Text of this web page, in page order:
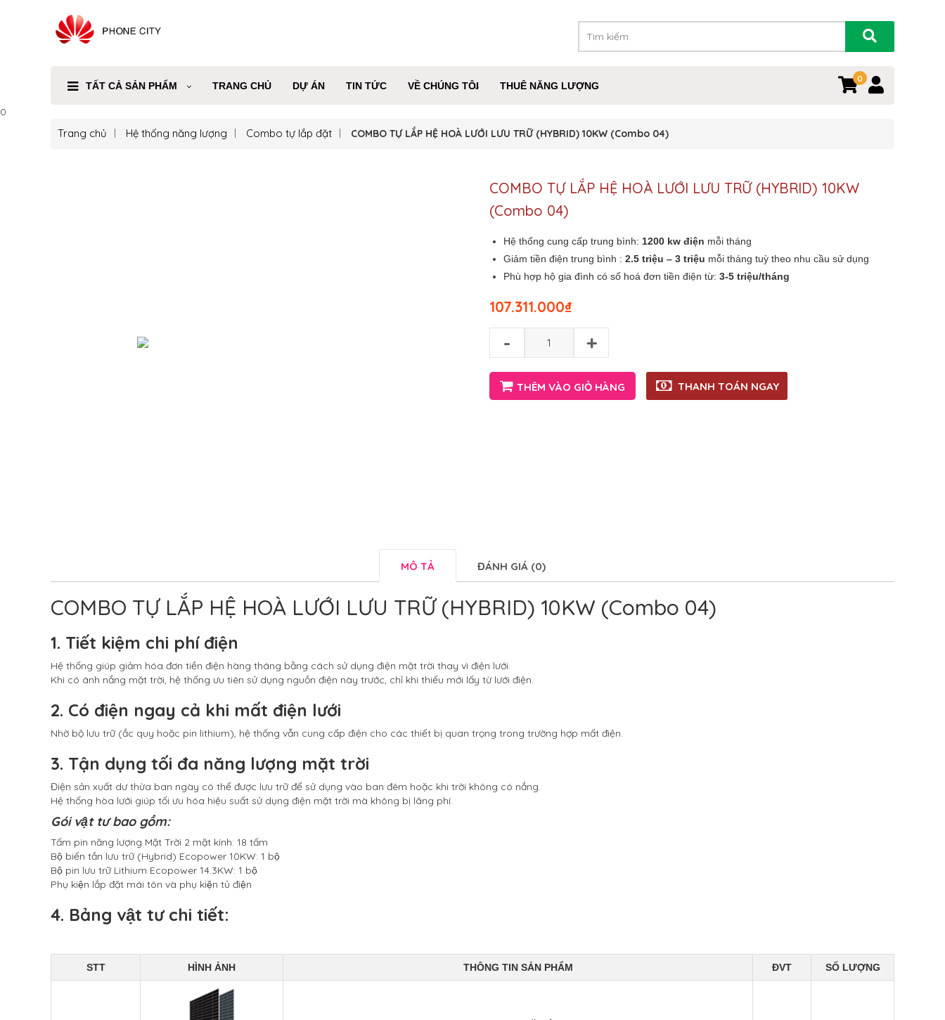
TẤT CẢ SẢN PHẨM TRANG CHỦ DỰ ÁN TIN TỨC VỀ CHÚNG TÔI THUÊ NĂNG LƯỢNG
0
0
Trang chủ Hệ thống năng lượng Combo tự lắp đặt COMBO TỰ LẮP HỆ HOÀ LƯỚI LƯU TRỮ (HYBRID) 10KW (Combo 04)
COMBO TỰ LẮP HỆ HOÀ LƯỚI LƯU TRỮ (HYBRID) 10KW
(Combo 04)
Hệ thống cung cấp trung bình: 1200 kw điện mỗi tháng
Giảm tiền điện trung bình : 2.5 triệu – 3 triệu mỗi tháng tuỳ theo nhu cầu sử dụng
Phù hợp hộ gia đình có số hoá đơn tiền điện từ: 3-5 triệu/tháng
₫
107.311.000
- +
THÊM VÀO GIỎ HÀNG THANH TOÁN NGAY
MÔ TẢ ĐÁNH GIÁ (0)
COMBO TỰ LẮP HỆ HOÀ LƯỚI LƯU TRỮ (HYBRID) 10KW (Combo 04)
1. Tiết kiệm chi phí điện
Hệ thống giúp giảm hóa đơn tiền điện hàng tháng bằng cách sử dụng điện mặt trời thay vì điện lưới.
Khi có ánh nắng mặt trời, hệ thống ưu tiên sử dụng nguồn điện này trước, chỉ khi thiếu mới lấy từ lưới điện.
2. Có điện ngay cả khi mất điện lưới
Nhờ bộ lưu trữ (ắc quy hoặc pin lithium), hệ thống vẫn cung cấp điện cho các thiết bị quan trọng trong trường hợp mất điện.
3. Tận dụng tối đa năng lượng mặt trời
Điện sản xuất dư thừa ban ngày có thể được lưu trữ để sử dụng vào ban đêm hoặc khi trời không có nắng.
Hệ thống hòa lưới giúp tối ưu hóa hiệu suất sử dụng điện mặt trời mà không bị lãng phí.
Gói vật tư bao gồm:
Tấm pin năng lượng Mặt Trời 2 mặt kính: 18 tấm
Bộ biến tần lưu trữ (Hybrid) Ecopower 10KW: 1 bộ
Bộ pin lưu trữ Lithium Ecopower 14.3KW: 1 bộ
Phụ kiện lắp đặt mái tôn và phụ kiện tủ điện
4. Bảng vật tư chi tiết:
STT HÌNH ẢNH THÔNG TIN SẢN PHẨM ĐVT SỐ LƯỢNG